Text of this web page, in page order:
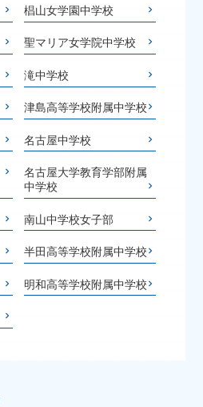
椙山女学園中学校
聖マリア女学院中学校
滝中学校
津島高等学校附属中学校
名古屋中学校
名古屋大学教育学部附属
中学校
南山中学校女子部
半田高等学校附属中学校
明和高等学校附属中学校